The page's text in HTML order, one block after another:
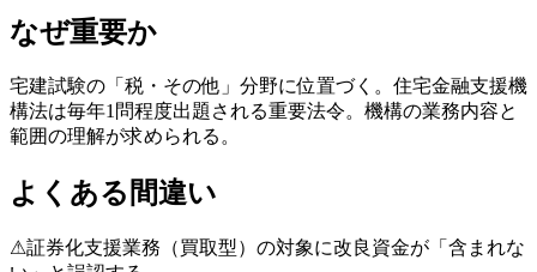
なぜ重要か
宅建試験の「税・その他」分野に位置づく。住宅金融支援機
構法は毎年1問程度出題される重要法令。機構の業務内容と
範囲の理解が求められる。
よくある間違い
⚠証券化支援業務（買取型）の対象に改良資金が「含まれな